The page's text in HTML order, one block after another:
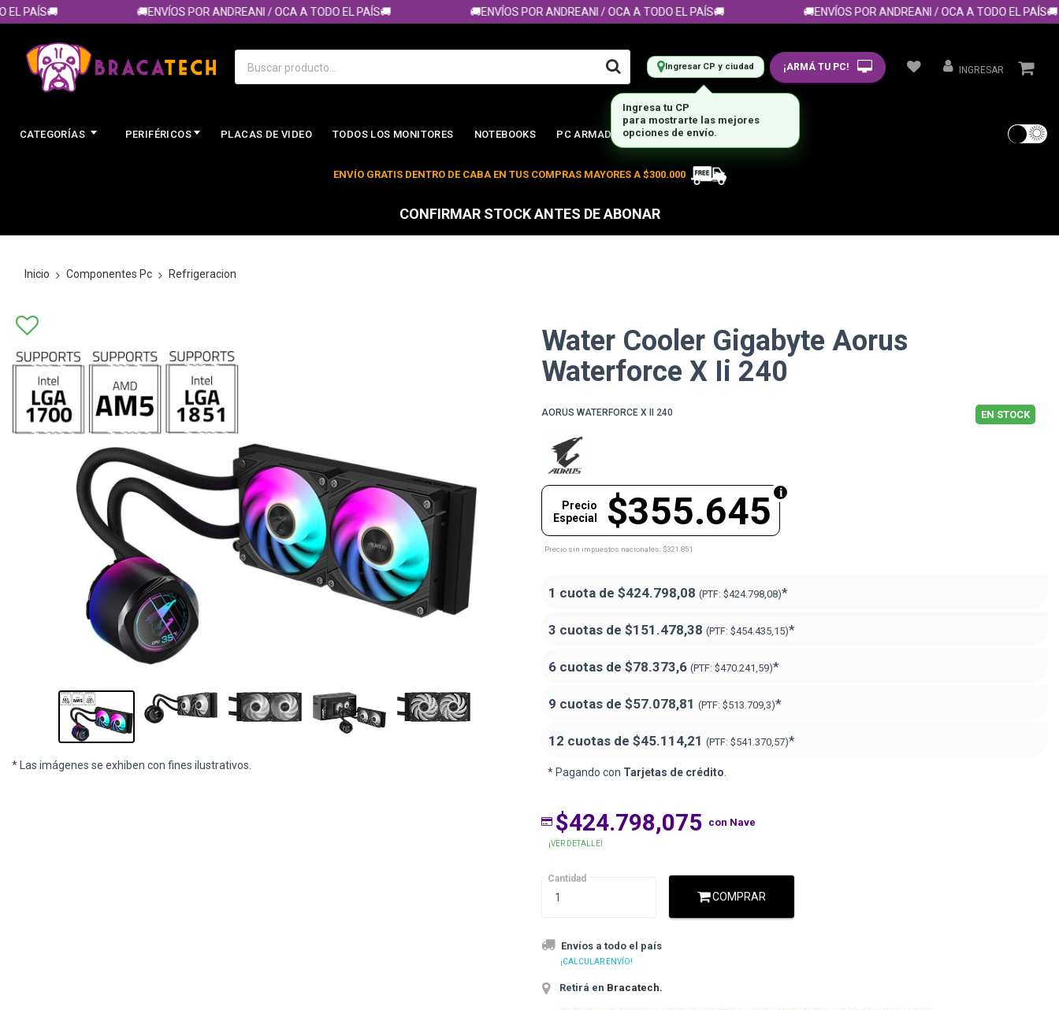
🚚ENVÍOS POR ANDREANI / OCA A TODO EL PAÍS🚚 🚚ENVÍOS POR ANDREANI / OCA A TODO EL PAÍS🚚 🚚ENVÍOS POR ANDREANI / OCA A TODO EL PAÍS🚚
Ingresar CP y ciudad ¡ARMÁ TU PC! INGRESAR
CATEGORÍAS PERIFÉRICOS PLACAS DE VIDEO TODOS LOS MONITORES NOTEBOOKS PC ARMADA
ENVÍO GRATIS DENTRO DE CABA EN TUS COMPRAS MAYORES A $300.000
CONFIRMAR STOCK ANTES DE ABONAR
Inicio Componentes Pc Refrigeracion
* Las imágenes se exhiben con fines ilustrativos.
Water Cooler Gigabyte Aorus
Waterforce X Ii 240
AORUS WATERFORCE X II 240 EN STOCK
$355.645
Precio
Especial
Precio sin impuestos nacionales: $321.851
1 cuota de $424.798,08 (PTF: $424.798,08)*
3 cuotas de $151.478,38 (PTF: $454.435,15)*
6 cuotas de $78.373,6 (PTF: $470.241,59)*
9 cuotas de $57.078,81 (PTF: $513.709,3)*
12 cuotas de $45.114,21 (PTF: $541.370,57)*
* Pagando con Tarjetas de crédito
$424.798,075 con Nave
¡VER DETALLE!
Cantidad
COMPRAR
Envíos a todo el país
¡CALCULAR ENVÍO!
Retirá en Bracatech.
Ingresa tu CP
para mostrarte las mejores
opciones de envío.